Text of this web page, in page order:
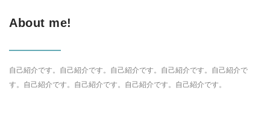
About me!
自己紹介です。自己紹介です。自己紹介です。自己紹介です。自己紹介で
す。自己紹介です。自己紹介です。自己紹介です。自己紹介です。